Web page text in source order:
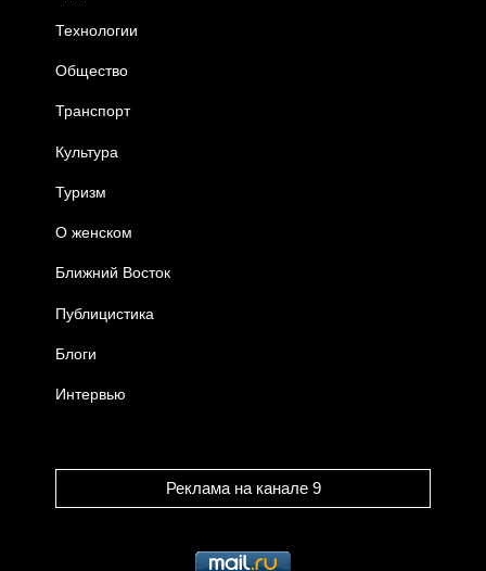
Технологии
Общество
Транспорт
Культура
Туризм
О женском
Ближний Восток
Публицистика
Блоги
Интервью
Реклама на канале 9